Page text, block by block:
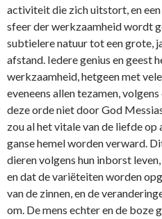
activiteit die zich uitstort, en
sfeer der werkzaamheid wordt
subtielere natuur tot een grote,
afstand. Iedere genius en geest
werkzaamheid, hetgeen met
eveneens allen tezamen,
deze orde niet door God
zou al het vitale van de liefde op
ganse hemel worden verward.
dieren volgens hun inborst
en dat de variëteiten worden
van de zinnen, en de
om. De mens echter en de boze